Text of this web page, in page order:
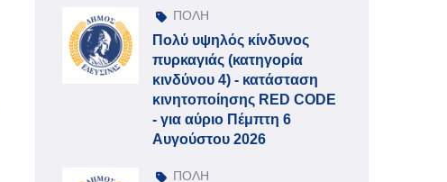
ΠΟΛΗ
Πολύ υψηλός κίνδυνος
πυρκαγιάς (κατηγορία
κινδύνου 4) - κατάσταση
κινητοποίησης RED CODE
- για αύριο Πέμπτη 6
Αυγούστου 2026
ΠΟΛΗ